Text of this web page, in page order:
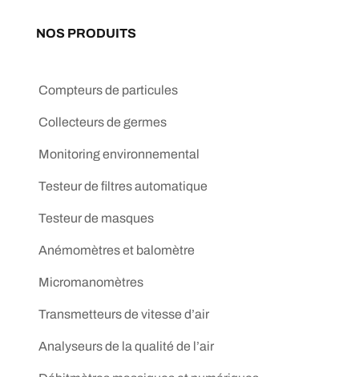
NOS PRODUITS
Compteurs de particules
Collecteurs de germes
Monitoring environnemental
Testeur de filtres automatique
Testeur de masques
Anémomètres et balomètre
Micromanomètres
Transmetteurs de vitesse d’air
Analyseurs de la qualité de l’air